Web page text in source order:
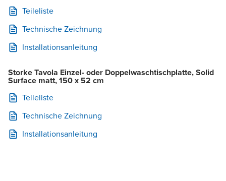
Teileliste
Technische Zeichnung
Installationsanleitung
Storke Tavola Einzel- oder Doppelwaschtischplatte, Solid
Surface matt, 150 x 52 cm
Teileliste
Technische Zeichnung
Installationsanleitung